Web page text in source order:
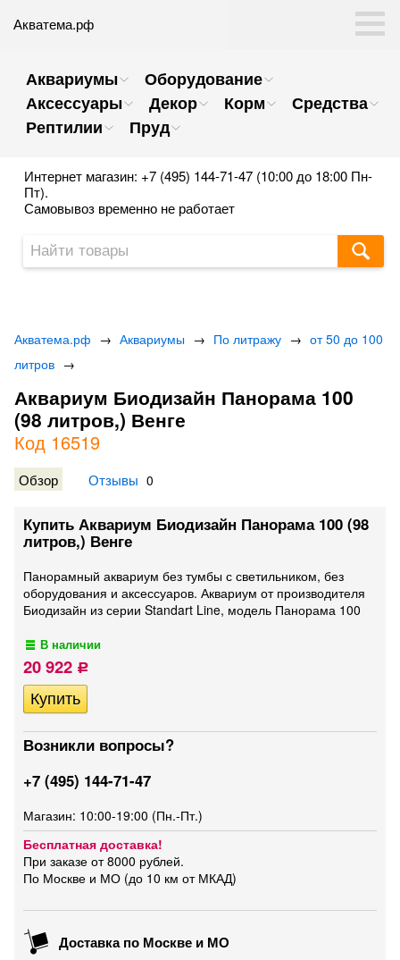
Акватема.рф
Аквариумы
Оборудование
Аксессуары
Декор Корм
Средства
Рептилии
Пруд
Интернет магазин: +7 (495) 144-71-47 (10:00 до 18:00 Пн-
Пт).
Самовывоз временно не работает
Акватема.рф → Аквариумы → По литражу → от 50 до 100
литров →
Аквариум Биодизайн Панорама 100
(98 литров,) Венге
Код 16519
Обзор Отзывы 0
Купить Аквариум Биодизайн Панорама 100 (98
литров,) Венге
Панорамный аквариум без тумбы с светильником, без
оборудования и аксессуаров. Аквариум от производителя
Биодизайн из серии Standart Line, модель Панорама 100
В наличии
20 922 Р
Возникли вопросы?
+7 (495) 144-71-47
Магазин: 10:00-19:00 (Пн.-Пт.)
Бесплатная доставка!
При заказе от 8000 рублей.
По Москве и МО (до 10 км от МКАД)
Доставка по Москве и МО